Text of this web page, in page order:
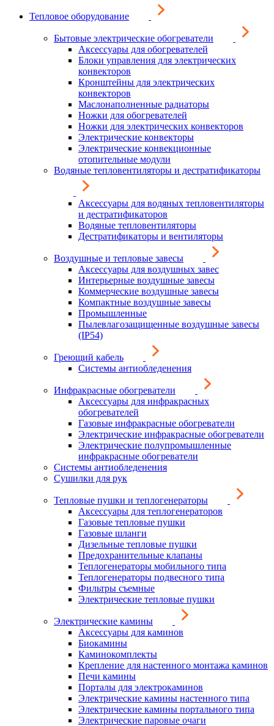
Тепловое оборудование
Бытовые электрические обогреватели
Аксессуары для обогревателей
Блоки управления для электрических
конвекторов
Кронштейны для электрических
конвекторов
Маслонаполненные радиаторы
Ножки для обогревателей
Ножки для электрических конвекторов
Электрические конвекторы
Электрические конвекционные
отопительные модули
Водяные тепловентиляторы и дестратификаторы
Аксессуары для водяных тепловентиляторы
и дестратификаторов
Водяные тепловентиляторы
Дестратификаторы и вентиляторы
Воздушные и тепловые завесы
Аксессуары для воздушных завес
Интерьерные воздушные завесы
Коммерческие воздушные завесы
Компактные воздушные завесы
Промышленные
Пылевлагозащищенные воздушные завесы
(IP54)
Греющий кабель
Системы антиобледенения
Инфракрасные обогреватели
Аксессуары для инфракрасных
обогревателей
Газовые инфракрасные обогреватели
Электрические инфракрасные обогреватели
Электрические полупромышленные
инфракрасные обогреватели
Системы антиобледенения
Сушилки для рук
Тепловые пушки и теплогенераторы
Аксессуары для теплогенераторов
Газовые тепловые пушки
Газовые шланги
Дизельные тепловые пушки
Предохранительные клапаны
Теплогенераторы мобильного типа
Теплогенераторы подвесного типа
Фильтры съемные
Электрические тепловые пушки
Электрические камины
Аксессуары для каминов
Биокамины
Каминокомплекты
Крепление для настенного монтажа каминов
Печи камины
Порталы для электрокаминов
Электрические камины настенного типа
Электрические камины портального типа
Электрические паровые очаги